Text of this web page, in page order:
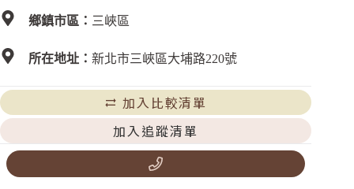
鄉鎮市區： 三峽區
所在地址： 新北市三峽區大埔路220號
加入比較清單
加入追蹤清單